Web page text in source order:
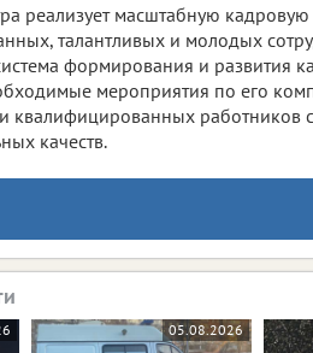
реализует масштабную
талантливых и молодых
формирования и развития
мероприятия по его
квалифицированных работников с
качеств.
05.08.2026